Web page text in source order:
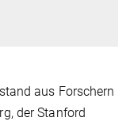
aus Forschern
der Stanford